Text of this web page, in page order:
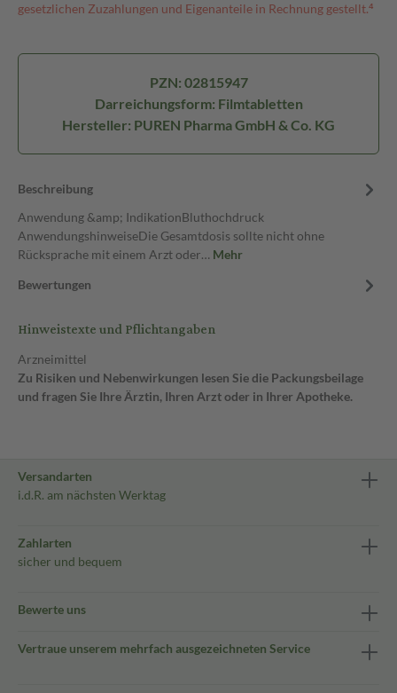
gesetzlichen Zuzahlungen und Eigenanteile in Rechnung gestellt.⁴
PZN: 02815947
Darreichungsform: Filmtabletten
Hersteller: PUREN Pharma GmbH & Co. KG
Beschreibung
Anwendung &amp; IndikationBluthochdruck
AnwendungshinweiseDie Gesamtdosis sollte nicht ohne
Rücksprache mit einem Arzt oder… Mehr
Bewertungen
Hinweistexte und Pflichtangaben
Arzneimittel
Zu Risiken und Nebenwirkungen lesen Sie die Packungsbeilage
und fragen Sie Ihre Ärztin, Ihren Arzt oder in Ihrer Apotheke.
Versandarten
i.d.R. am nächsten Werktag
Zahlarten
sicher und bequem
Bewerte uns
Vertraue unserem mehrfach ausgezeichneten Service